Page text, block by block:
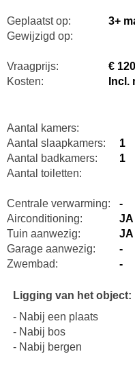
Geplaatst op:
3+
Gewijzigd op:
Vraagprijs:
€
Kosten:
Incl.
Aantal kamers:
Aantal slaapkamers:
1
Aantal badkamers:
1
Aantal toiletten:
Centrale verwarming:
-
Airconditioning:
JA
Tuin aanwezig:
JA
Garage aanwezig:
-
Zwembad:
-
Ligging van het object:
- Nabij een plaats
- Nabij bos
- Nabij bergen